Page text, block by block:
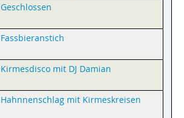
Geschlossen
Fassbieranstich
Kirmesdisco mit DJ Damian
Hahnnenschlag mit Kirmeskreisen